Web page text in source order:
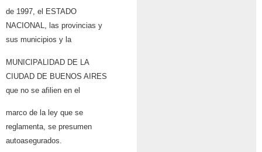
de 1997, el ESTADO
NACIONAL, las provincias y
sus municipios y la
MUNICIPALIDAD DE LA
CIUDAD DE BUENOS AIRES
que no se afilien en el
marco de la ley que se
reglamenta, se presumen
autoasegurados.